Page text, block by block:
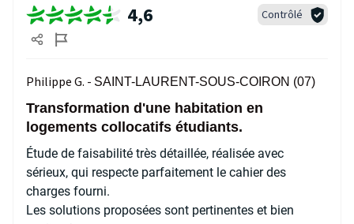
4,6 Contrôlé
Philippe G. - SAINT-LAURENT-SOUS-COIRON (07)
Transformation d'une habitation en
logements collocatifs étudiants.
Étude de faisabilité très détaillée, réalisée avec
sérieux, qui respecte parfaitement le cahier des
charges fourni.
Les solutions proposées sont pertinentes et bien